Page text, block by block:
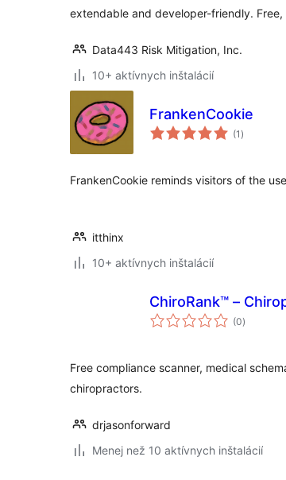
extendable and developer-friendly.
Data443 Risk Mitigation, Inc.
10+ aktívnych inštalácií
FrankenCookie
(1 celkové
hodnotenie
)
FrankenCookie reminds visitors of the
itthinx
10+ aktívnych inštalácií
ChiroRank™ –
(0celkové
hodnotenie
)
Free compliance scanner, medical
chiropractors.
drjasonforward
Menej než 10 aktívnych inštalácií